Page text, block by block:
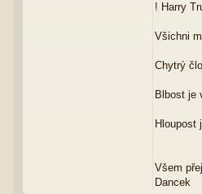
! Harry
Všichni
Chytrý
Blbost je
Hloupost
Všem
Dancek